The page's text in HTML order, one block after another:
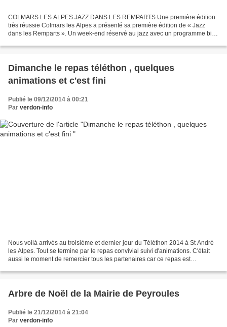
COLMARS LES ALPES JAZZ DANS LES REMPARTS Une première édition
très réussie Colmars les Alpes a présenté sa première édition de « Jazz
dans les Remparts ». Un week-end réservé au jazz avec un programme bien
Dimanche le repas téléthon , quelques
animations et c'est fini
Publié le 09/12/2014 à 00:21
Par verdon-info
Nous voilà arrivés au troisième et dernier jour du Téléthon 2014 à St André
les Alpes. Tout se termine par le repas convivial suivi d'animations. C'était
aussi le moment de remercier tous les partenaires car ce repas est
Arbre de Noël de la Mairie de Peyroules
Publié le 21/12/2014 à 21:04
Par verdon-info